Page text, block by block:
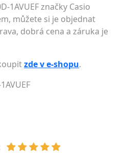
1AVUEF značky Casio
můžete si je objednat
dobrá cena a záruka je
zde v e-shopu.